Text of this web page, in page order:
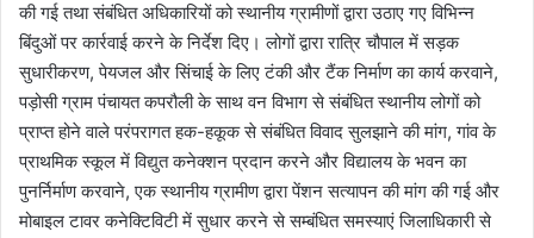
की गई तथा संबंधित अधिकारियों को स्थानीय ग्रामीणों द्वारा उठाए गए विभिन्न
बिंदुओं पर कार्रवाई करने के निर्देश दिए। लोगों द्वारा रात्रि चौपाल में सड़क
सुधारीकरण, पेयजल और सिंचाई के लिए टंकी और टैंक निर्माण का कार्य करवाने,
पड़ोसी ग्राम पंचायत कपरौली के साथ वन विभाग से संबंधित स्थानीय लोगों को
प्राप्त होने वाले परंपरागत हक-हकूक से संबंधित विवाद सुलझाने की मांग, गांव के
प्राथमिक स्कूल में विद्युत कनेक्शन प्रदान करने और विद्यालय के भवन का
पुनर्निर्माण करवाने, एक स्थानीय ग्रामीण द्वारा पेंशन सत्यापन की मांग की गई और
मोबाइल टावर कनेक्टिविटी में सुधार करने से सम्बंधित समस्याएं जिलाधिकारी से